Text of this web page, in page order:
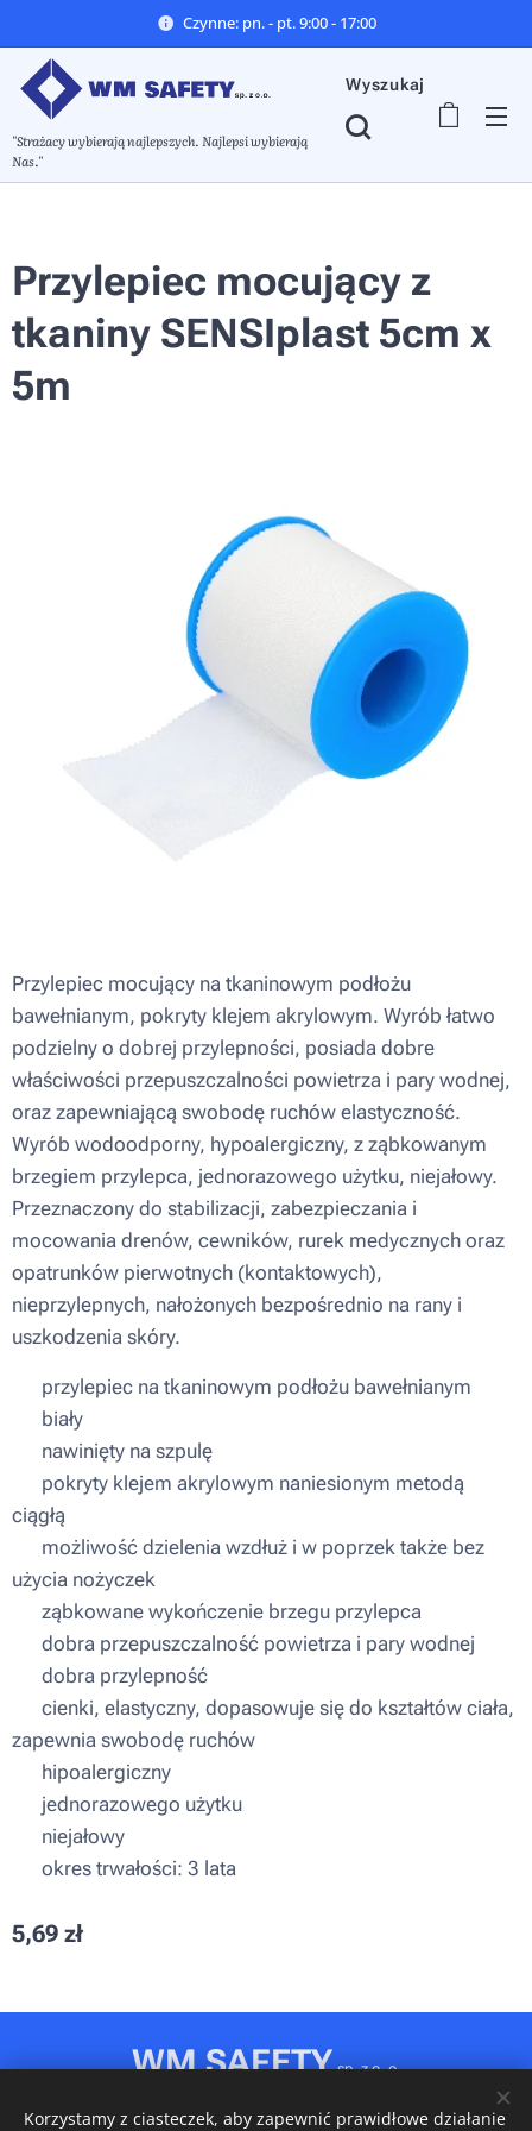
Czynne: pn. - pt. 9:00 - 17:00
"Strażacy wybierają najlepszych. Najlepsi wybierają
Nas."
Wyszukaj
Przylepiec mocujący z
tkaniny SENSIplast 5cm x
5m
Przylepiec mocujący na tkaninowym podłożu
bawełnianym, pokryty klejem akrylowym. Wyrób łatwo
podzielny o dobrej przylepności, posiada dobre
właściwości przepuszczalności powietrza i pary wodnej,
oraz zapewniającą swobodę ruchów elastyczność.
Wyrób wodoodporny, hypoalergiczny, z ząbkowanym
brzegiem przylepca, jednorazowego użytku, niejałowy.
Przeznaczony do stabilizacji, zabezpieczania i
mocowania drenów, cewników, rurek medycznych oraz
opatrunków pierwotnych (kontaktowych),
nieprzylepnych, nałożonych bezpośrednio na rany i
uszkodzenia skóry.
▪ przylepiec na tkaninowym podłożu bawełnianym
▪ biały
▪ nawinięty na szpulę
▪ pokryty klejem akrylowym naniesionym metodą
ciągłą
▪ możliwość dzielenia wzdłuż i w poprzek także bez
użycia nożyczek
▪ ząbkowane wykończenie brzegu przylepca
▪ dobra przepuszczalność powietrza i pary wodnej
▪ dobra przylepność
▪ cienki, elastyczny, dopasowuje się do kształtów ciała,
zapewnia swobodę ruchów
▪ hipoalergiczny
▪ jednorazowego użytku
▪ niejałowy
▪ okres trwałości: 3 lata
5,69 zł
WM SAFETY sp. z o. o.
Korzystamy z ciasteczek, aby zapewnić prawidłowe działanie